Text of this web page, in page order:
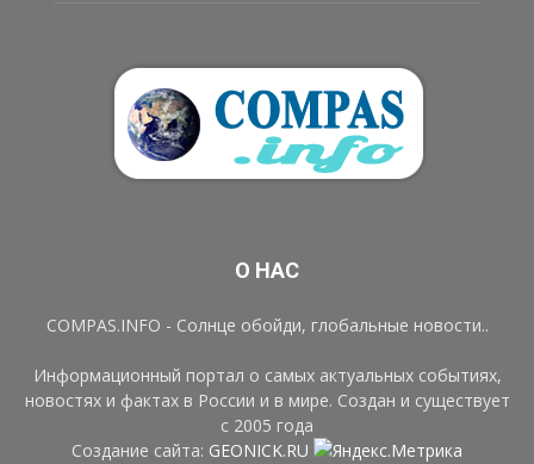
О НАС
COMPAS.INFO - Солнце обойди, глобальные новости..
Информационный портал о самых актуальных событиях,
новостях и фактах в России и в мире. Создан и существует
с 2005 года
Создание сайта: GEONICK.RU